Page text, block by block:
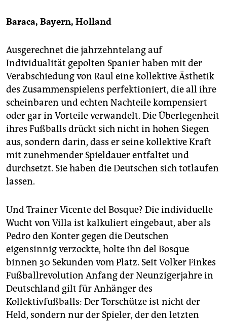
Baraca, Bayern, Holland
Ausgerechnet die jahrzehntelang auf
Individualität gepolten Spanier haben mit der
Verabschiedung von Raul eine kollektive Ästhetik
des Zusammenspielens perfektioniert, die all ihre
scheinbaren und echten Nachteile kompensiert
oder gar in Vorteile verwandelt. Die Überlegenheit
ihres Fußballs drückt sich nicht in hohen Siegen
aus, sondern darin, dass er seine kollektive Kraft
mit zunehmender Spieldauer entfaltet und
durchsetzt. Sie haben die Deutschen sich totlaufen
lassen.
Und Trainer Vicente del Bosque? Die individuelle
Wucht von Villa ist kalkuliert eingebaut, aber als
Pedro den Konter gegen die Deutschen
eigensinnig verzockte, holte ihn del Bosque
binnen 30 Sekunden vom Platz. Seit Volker Finkes
Fußballrevolution Anfang der Neunzigerjahre in
Deutschland gilt für Anhänger des
Kollektivfußballs: Der Torschütze ist nicht der
Held, sondern nur der Spieler, der den letzten